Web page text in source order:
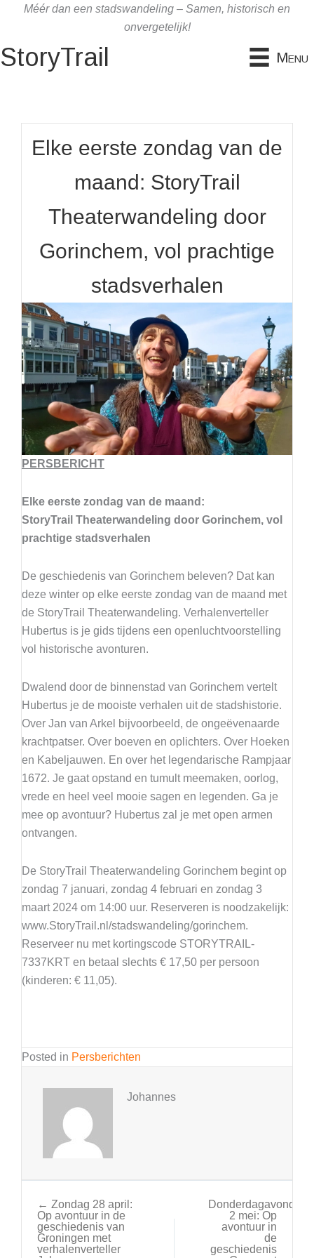
inhoud
Méér dan een stadswandeling – Samen, historisch en
onvergetelijk!
StoryTrail Menu
Elke eerste zondag van de
maand: StoryTrail
Theaterwandeling door
Gorinchem, vol prachtige
stadsverhalen
PERSBERICHT
Elke eerste zondag van de maand:
StoryTrail Theaterwandeling door Gorinchem, vol
prachtige stadsverhalen
De geschiedenis van Gorinchem beleven? Dat kan
deze winter op elke eerste zondag van de maand met
de StoryTrail Theaterwandeling. Verhalenverteller
Hubertus is je gids tijdens een openluchtvoorstelling
vol historische avonturen.
Dwalend door de binnenstad van Gorinchem vertelt
Hubertus je de mooiste verhalen uit de stadshistorie.
Over Jan van Arkel bijvoorbeeld, de ongeëvenaarde
krachtpatser. Over boeven en oplichters. Over Hoeken
en Kabeljauwen. En over het legendarische Rampjaar
1672. Je gaat opstand en tumult meemaken, oorlog,
vrede en heel veel mooie sagen en legenden. Ga je
mee op avontuur? Hubertus zal je met open armen
ontvangen.
De StoryTrail Theaterwandeling Gorinchem begint op
zondag 7 januari, zondag 4 februari en zondag 3
maart 2024 om 14:00 uur. Reserveren is noodzakelijk:
www.StoryTrail.nl/stadswandeling/gorinchem.
Reserveer nu met kortingscode STORYTRAIL-
7337KRT en betaal slechts € 17,50 per persoon
(kinderen: € 11,05).
Posted in Persberichten
Johannes
← Zondag 28 april:
Op avontuur in de
geschiedenis van
Groningen met
verhalenverteller
Donderdagavond
2 mei: Op
avontuur in
de
geschiedenis